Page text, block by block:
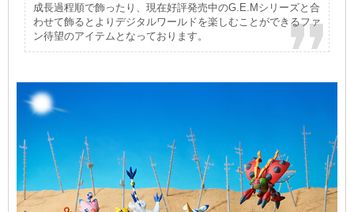
成長過程順で飾ったり、現在好評発売中のG.E.Mシリーズと合
わせて飾るとよりデジタルワールドを楽しむことができるファ
ン待望のアイテムとなっております。